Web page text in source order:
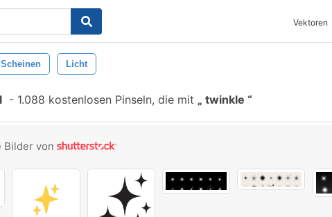
Vektoren
Scheinen Licht
- 1.088 kostenlosen Pinseln, die mit twinkle
Bilder von